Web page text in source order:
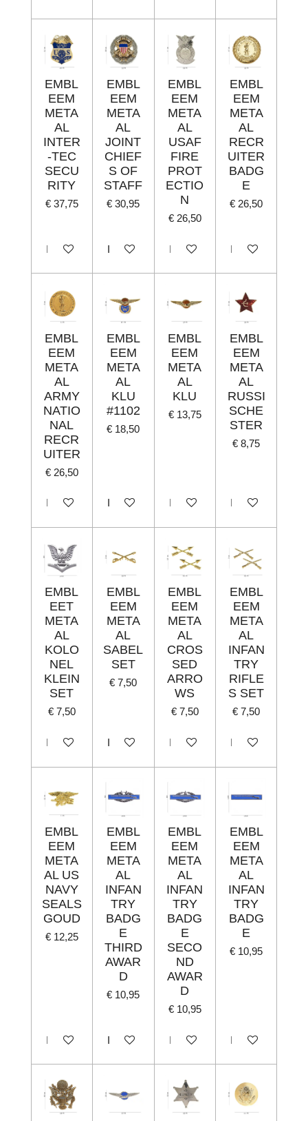
EMBL
EEM
META
AL
INTER
-TEC
SECU
RITY
€ 37,75
In winkelwagen
EMBL
EEM
META
AL
JOINT
CHIEF
S OF
STAFF
€ 30,95
In winkelwagen
EMBL
EEM
META
AL
USAF
FIRE
PROT
ECTIO
N
€ 26,50
In winkelwagen
EMBL
EEM
META
AL
RECR
UITER
BADG
E
€ 26,50
In winkelwagen
EMBL
EEM
META
AL
ARMY
NATIO
NAL
RECR
UITER
€ 26,50
In winkelwagen
EMBL
EEM
META
AL
KLU
#1102
€ 18,50
In winkelwagen
EMBL
EEM
META
AL
KLU
€ 13,75
In winkelwagen
EMBL
EEM
META
AL
RUSSI
SCHE
STER
€ 8,75
In winkelwagen
EMBL
EET
META
AL
KOLO
NEL
KLEIN
SET
€ 7,50
In winkelwagen
EMBL
EEM
META
AL
SABEL
SET
€ 7,50
In winkelwagen
EMBL
EEM
META
AL
CROS
SED
ARRO
WS
€ 7,50
In winkelwagen
EMBL
EEM
META
AL
INFAN
TRY
RIFLE
S SET
€ 7,50
In winkelwagen
EMBL
EEM
META
AL US
NAVY
SEALS
GOUD
€ 12,25
In winkelwagen
EMBL
EEM
META
AL
INFAN
TRY
BADG
E
THIRD
AWAR
D
€ 10,95
In winkelwagen
EMBL
EEM
META
AL
INFAN
TRY
BADG
E
SECO
ND
AWAR
D
€ 10,95
In winkelwagen
EMBL
EEM
META
AL
INFAN
TRY
BADG
E
€ 10,95
In winkelwagen